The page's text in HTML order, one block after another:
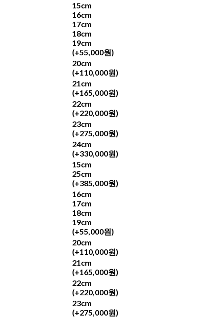
15cm
16cm
17cm
18cm
19cm
(+55,000원)
20cm
(+110,000원)
21cm
(+165,000원)
22cm
(+220,000원)
23cm
(+275,000원)
24cm
(+330,000원)
15cm
25cm
(+385,000원)
16cm
17cm
18cm
19cm
(+55,000원)
20cm
(+110,000원)
21cm
(+165,000원)
22cm
(+220,000원)
23cm
(+275,000원)